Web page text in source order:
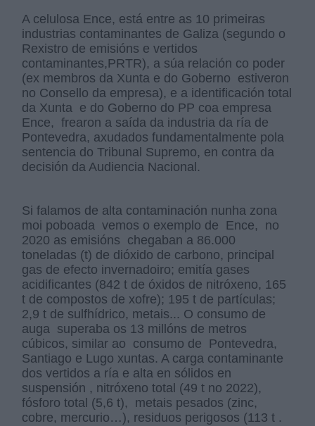
A celulosa Ence, está entre as 10 primeiras
industrias contaminantes de Galiza (segundo o
Rexistro de emisións e vertidos
contaminantes,PRTR), a súa relación co poder
(ex membros da Xunta e do Goberno estiveron
no Consello da empresa), e a identificación total
da Xunta e do Goberno do PP coa empresa
Ence, frearon a saída da industria da ría de
Pontevedra, axudados fundamentalmente pola
sentencia do Tribunal Supremo, en contra da
decisión da Audiencia Nacional.
Si falamos de alta contaminación nunha zona
moi poboada vemos o exemplo de Ence, no
2020 as emisións chegaban a 86.000
toneladas (t) de dióxido de carbono, principal
gas de efecto invernadoiro; emitía gases
acidificantes (842 t de óxidos de nitróxeno, 165
t de compostos de xofre); 195 t de partículas;
2,9 t de sulfhídrico, metais... O consumo de
auga superaba os 13 millóns de metros
cúbicos, similar ao consumo de Pontevedra,
Santiago e Lugo xuntas. A carga contaminante
dos vertidos a ría e alta en sólidos en
suspensión , nitróxeno total (49 t no 2022),
fósforo total (5,6 t), metais pesados (zinc,
cobre, mercurio…), residuos perigosos (113 t .